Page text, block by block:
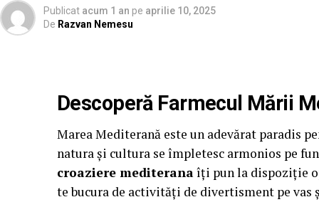
Publicat acum 1 an pe aprilie 10, 2025
De Razvan Nemesu
Descoperă Farmecul Mării
Marea Mediterană este un adevărat paradis
natura și cultura se împletesc armonios pe
croaziere mediteranaîți pun la dispoziție
te bucura de activități de divertisment pe vas